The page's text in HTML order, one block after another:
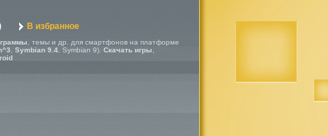
В избранное
, темы и др. для смартфонов на платформе
Symbian 9.4 , Symbian 9). Скачать игры